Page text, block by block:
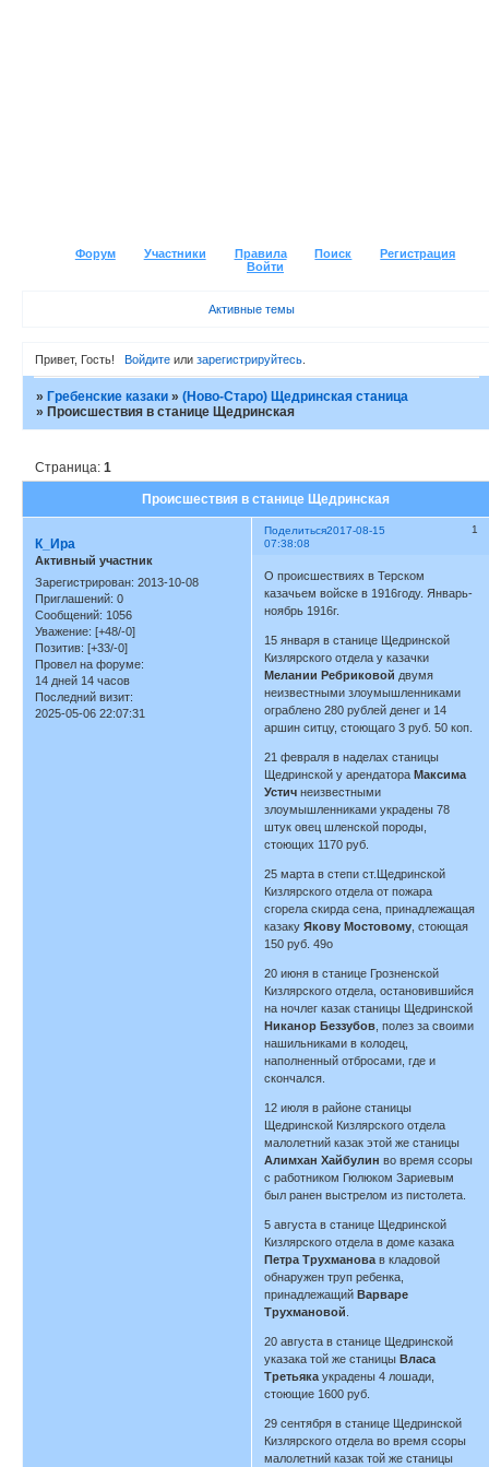
Форум Участники Правила Поиск
Регистрация
Войти
Активные темы
Привет, Гость! Войдитеили зарегистрируйтесь.
»Гребенские казаки »(Ново-Старо) Щедринская станица
»Происшествия в станице Щедринская
Происшествия в станице Щедринская
Страница:1
Поделиться 1
2017-08-15
07:38:08
К_Ира
Активный участник
Зарегистрирован: 2013-10-08
Приглашений: 0
Сообщений: 1056
Уважение: [+48/-0]
Позитив: [+33/-0]
Провел на форуме:
14 дней 14 часов
Последний визит:
2025-05-06 22:07:31
О происшествиях в Терском
казачьем войске в 1916году. Январь-
ноябрь 1916г.
15 января в станице Щедринской
Кизлярского отдела у казачки
Мелании Ребриковой двумя
неизвестными злоумышленниками
ограблено 280 рублей денег и 14
аршин ситцу, стоющаго 3 руб. 50 коп.
21 февраля в наделах станицы
Щедринской у арендатораМаксима
Устичнеизвестными
злоумышленниками украдены 78
штук овец шленской породы,
стоющих 1170 руб.
25 марта в степи ст.Щедринской
Кизлярского отдела от пожара
сгорела скирда сена, принадлежащая
казакуЯкову Мостовому , стоющая
150 руб. 49о
20 июня в станице Грозненской
Кизлярского отдела, остановившийся
на ночлег казак станицы Щедринской
Никанор Беззубов , полез за своими
нашильниками в колодец,
наполненный отбросами, где и
скончался.
12 июля в районе станицы
Щедринской Кизлярского отдела
малолетний казак этой же станицы
Алимхан Хайбулин во время ссоры
с работником Гюлюком Зариевым
был ранен выстрелом из пистолета.
5 августа в станице Щедринской
Кизлярского отдела в доме казака
Петра Трухманова в кладовой
обнаружен труп ребенка,
принадлежащийВарваре
Трухмановой
20 августа в станице Щедринской
указака той же станицыВласа
Третьяка украдены 4 лошади,
стоющие 1600 руб.
29 сентября в станице Щедринской
Кизлярского отдела во время ссоры
малолетний казак той же станицы